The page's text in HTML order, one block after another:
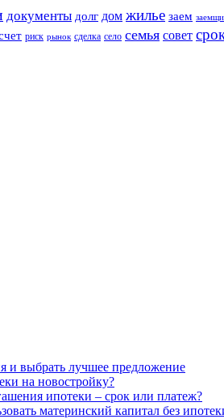
документы долг дом жилье заем
риск рынок сделка село семья совет
и выбрать лучшее предложение
на новостройку?
ипотеки – срок или платеж?
материнский капитал без